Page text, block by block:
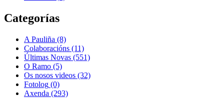
Categorías
A Pauliña (8)
Colaboracións (11)
Últimas Novas (551)
O Ramo (5)
Os nosos videos (32)
Fotolog (0)
Axenda (293)